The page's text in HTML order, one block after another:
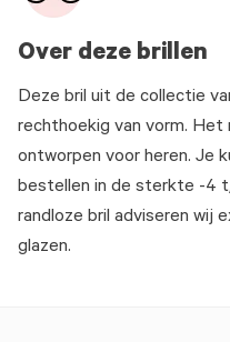
Over deze brillen
Deze bril uit de collectie
rechthoekig van vorm. Het
ontworpen voor heren. Je
bestellen in de sterkte -4
randloze bril adviseren wij
glazen.